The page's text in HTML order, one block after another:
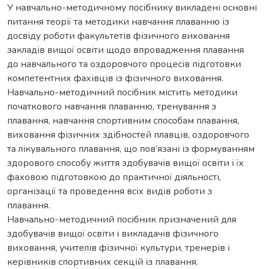
У навчально-методичному посібнику викладені основні
питання теорії та методики навчання плаванню із
досвіду роботи факультетів фізичного виховання
закладів вищої освіти щодо впровадження плавання
до навчального та оздоровчого процесів підготовки
компетентних фахівців із фізичного виховання.
Навчально-методичний посібник містить методики
початкового навчання плаванню, тренування з
плавання, навчання спортивним способам плавання,
виховання фізичних здібностей плавців, оздоровчого
та лікувального плавання, що пов’язані із формуванням
здорового способу життя здобувачів вищої освіти і їх
фаховою підготовкою до практичної діяльності,
організації та проведення всіх видів роботи з
плавання.
Навчально-методичний посібник призначений для
здобувачів вищої освіти і викладачів фізичного
виховання, учителів фізичної культури, тренерів і
керівників спортивних секцій із плавання.